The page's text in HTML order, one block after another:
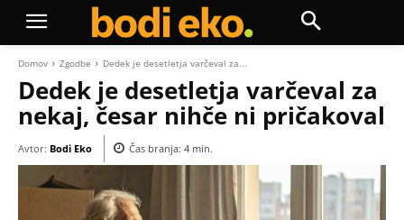
Domov Zgodbe Dedek je desetletja varčeval za...
Dedek je desetletja varčeval za
nekaj, česar nihče ni pričakoval
Avtor: Bodi Eko Čas branja: 4 min.